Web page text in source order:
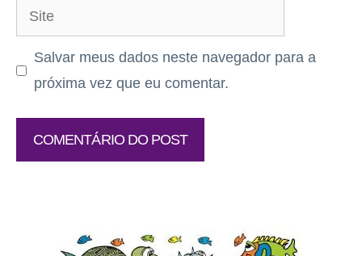
Site
Salvar meus dados neste navegador para a
próxima vez que eu comentar.